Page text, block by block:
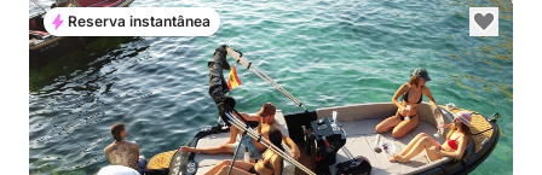
Reserva instantânea